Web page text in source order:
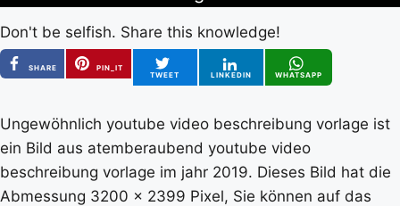
Don't be selfish. Share this knowledge!
SHARE
PIN_IT
TWEET
LINKEDIN WHATSAPP
Ungewöhnlich youtube video beschreibung vorlage ist
ein Bild aus atemberaubend youtube video
beschreibung vorlage im jahr 2019. Dieses Bild hat die
Abmessung 3200 x 2399 Pixel, Sie können auf das